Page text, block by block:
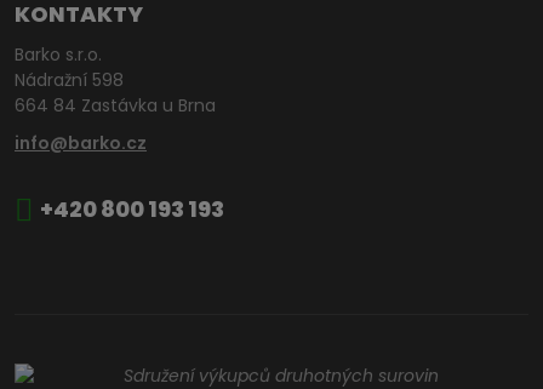
KONTAKTY
Barko s.r.o.
Nádražní 598
664 84 Zastávka u Brna
info@barko.cz
+420 800 193 193